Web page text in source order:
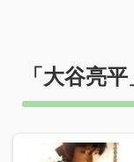
「大谷亮平